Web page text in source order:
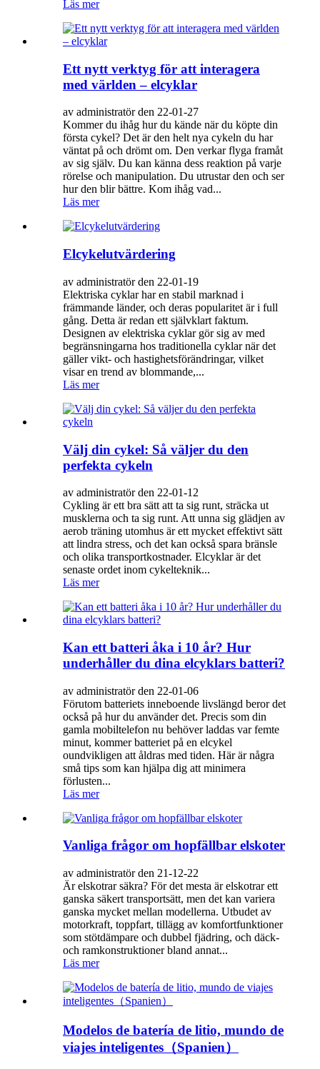
Läs mer
Ett nytt verktyg för att interagera
med världen – elcyklar
av administratör den 22-01-27
Kommer du ihåg hur du kände när du köpte din
första cykel? Det är den helt nya cykeln du har
väntat på och drömt om. Den verkar flyga framåt
av sig själv. Du kan känna dess reaktion på varje
rörelse och manipulation. Du utrustar den och ser
hur den blir bättre. Kom ihåg vad...
Läs mer
Elcykelutvärdering
av administratör den 22-01-19
Elektriska cyklar har en stabil marknad i
främmande länder, och deras popularitet är i full
gång. Detta är redan ett självklart faktum.
Designen av elektriska cyklar gör sig av med
begränsningarna hos traditionella cyklar när det
gäller vikt- och hastighetsförändringar, vilket
visar en trend av blommande,...
Läs mer
Välj din cykel: Så väljer du den
perfekta cykeln
av administratör den 22-01-12
Cykling är ett bra sätt att ta sig runt, sträcka ut
musklerna och ta sig runt. Att unna sig glädjen av
aerob träning utomhus är ett mycket effektivt sätt
att lindra stress, och det kan också spara bränsle
och olika transportkostnader. Elcyklar är det
senaste ordet inom cykelteknik...
Läs mer
Kan ett batteri åka i 10 år? Hur
underhåller du dina elcyklars batteri?
av administratör den 22-01-06
Förutom batteriets inneboende livslängd beror det
också på hur du använder det. Precis som din
gamla mobiltelefon nu behöver laddas var femte
minut, kommer batteriet på en elcykel
oundvikligen att åldras med tiden. Här är några
små tips som kan hjälpa dig att minimera
förlusten...
Läs mer
Vanliga frågor om hopfällbar elskoter
av administratör den 21-12-22
Är elskotrar säkra? För det mesta är elskotrar ett
ganska säkert transportsätt, men det kan variera
ganska mycket mellan modellerna. Utbudet av
motorkraft, toppfart, tillägg av komfortfunktioner
som stötdämpare och dubbel fjädring, och däck-
och ramkonstruktioner bland annat...
Läs mer
Modelos de batería de litio, mundo de
viajes inteligentes（Spanien）